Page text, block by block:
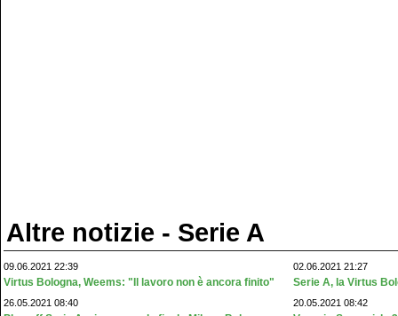
Altre notizie - Serie A
09.06.2021 22:39
Virtus Bologna, Weems: "Il lavoro non è ancora finito"
02.06.2021 21:27
Serie A, la Virtus
26.05.2021 08:40 20.05.2021 08:42